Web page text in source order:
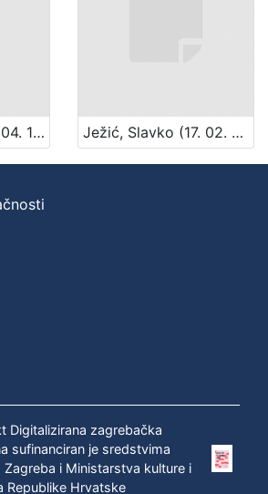
Parun, Vesna (10. 04. 1922. – 25. 10. 2010.) Ježić, Slavko (17. 02. 1895. – 5. 05. 1969.)
Digitalizirana zagrebačka
sufinanciran je sredstvima
Zagreba i Ministarstva kulture i
Republike Hrvatske